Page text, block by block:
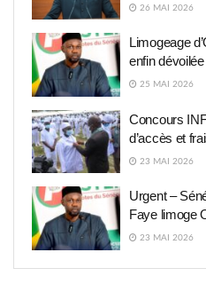
26 MAI 2026
Limogeage
enfin dévoilée
25 MAI 2026
Concours
d’accès et
23 MAI 2026
Urgent –
Faye limoge
23 MAI 2026